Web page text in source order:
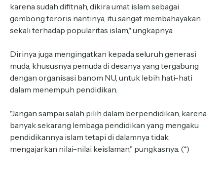
karena sudah difitnah, dikira umat islam sebagai
gembong teroris nantinya, itu sangat membahayakan
sekali terhadap popularitas islam," ungkapnya.
Dirinya juga mengingatkan kepada seluruh generasi
muda, khususnya pemuda di desanya yang tergabung
dengan organisasi banom NU, untuk lebih hati-hati
dalam menempuh pendidikan.
"Jangan sampai salah pilih dalam berpendidikan, karena
banyak sekarang lembaga pendidikan yang mengaku
pendidikannya islam tetapi di dalamnya tidak
mengajarkan nilai-nilai keislaman," pungkasnya. (*)